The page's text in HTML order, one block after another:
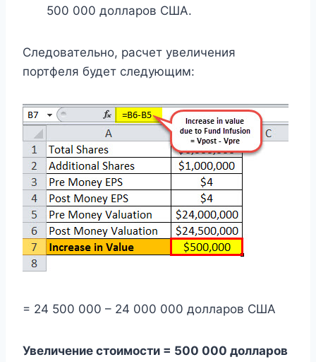
500 000 долларов США.
Следовательно, расчет увеличения
портфеля будет следующим:
= 24 500 000 – 24 000 000 долларов США
Увеличение стоимости = 500 000 долларов